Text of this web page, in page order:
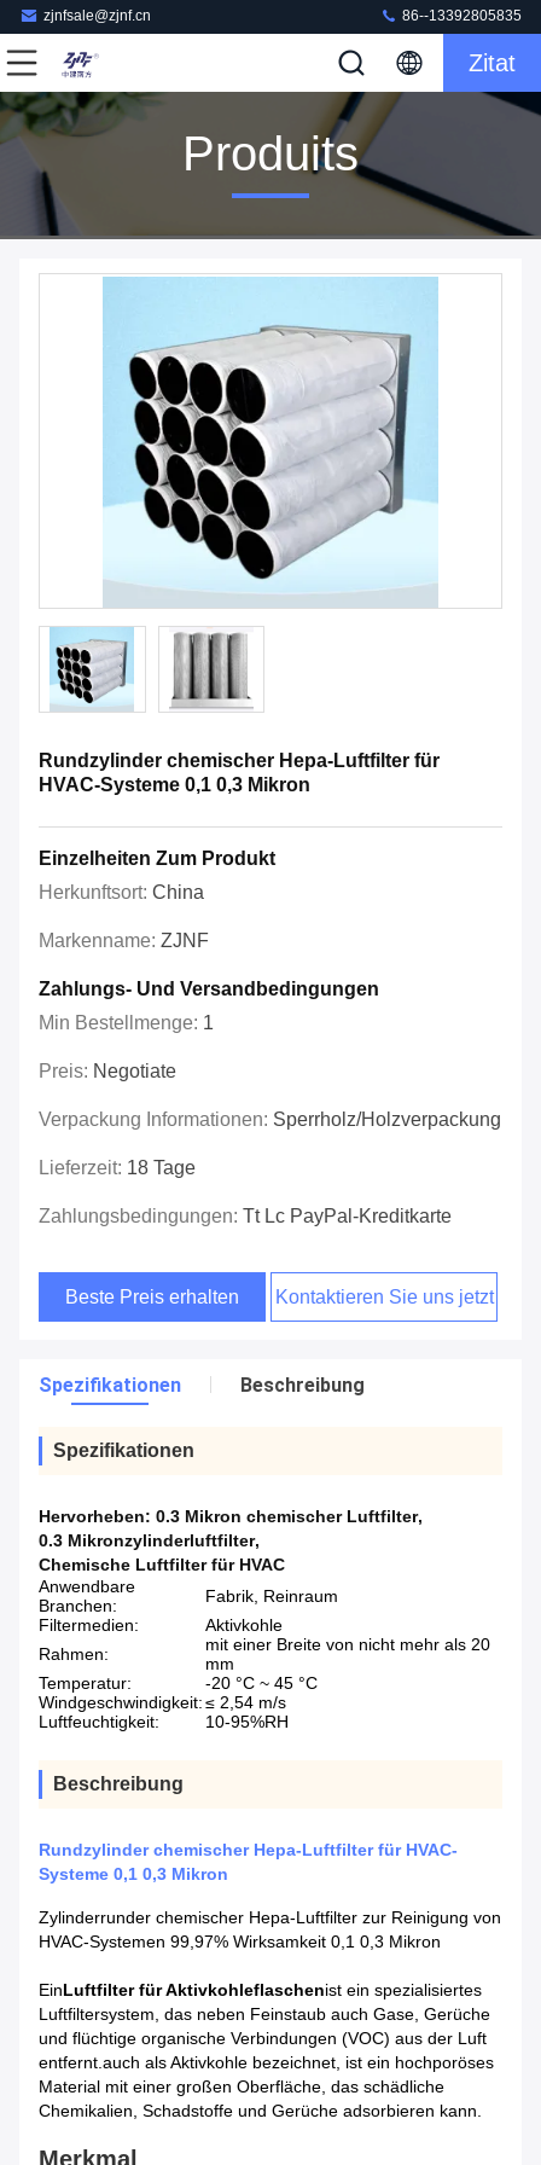
zjnfsale@zjnf.cn 86--13392805835
Zitat
Produits
Rundzylinder chemischer Hepa-Luftfilter für
HVAC-Systeme 0,1 0,3 Mikron
Einzelheiten Zum Produkt
Herkunftsort: China
Markenname: ZJNF
Zahlungs- Und Versandbedingungen
Min Bestellmenge: 1
Preis: Negotiate
Verpackung Informationen: Sperrholz/Holzverpackung
Lieferzeit: 18 Tage
Zahlungsbedingungen: Tt Lc PayPal-Kreditkarte
Beste Preis erhalten Kontaktieren Sie uns jetzt
Spezifikationen Beschreibung
Spezifikationen
Hervorheben: 0.3 Mikron chemischer Luftfilter,
0.3 Mikronzylinderluftfilter,
Chemische Luftfilter für HVAC
Anwendbare
Branchen:
Fabrik, Reinraum
Filtermedien:
Aktivkohle
Rahmen:
mit einer Breite von nicht mehr als 20
mm
Temperatur:
-20 °C ~ 45 °C
Windgeschwindigkeit:≤ 2,54 m/s
Luftfeuchtigkeit:
10-95%RH
Beschreibung
Rundzylinder chemischer Hepa-Luftfilter für HVAC-
Systeme 0,1 0,3 Mikron
Zylinderrunder chemischer Hepa-Luftfilter zur Reinigung von
HVAC-Systemen 99,97% Wirksamkeit 0,1 0,3 Mikron
EinLuftfilter für Aktivkohleflaschenist ein spezialisiertes
Luftfiltersystem, das neben Feinstaub auch Gase, Gerüche
und flüchtige organische Verbindungen (VOC) aus der Luft
entfernt.auch als Aktivkohle bezeichnet, ist ein hochporöses
Material mit einer großen Oberfläche, das schädliche
Chemikalien, Schadstoffe und Gerüche adsorbieren kann.
Merkmal